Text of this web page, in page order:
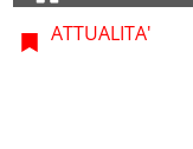
ATTUALITA'